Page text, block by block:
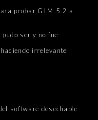
probar GLM-5.2 a
ser y no fue
irrelevante
software desechable